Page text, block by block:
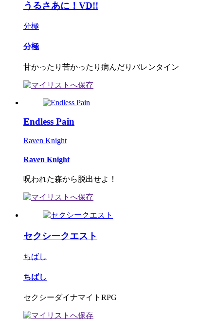
うるさあに！VD!!
分極
分極
甘かったり苦かったり病んだりバレンタイン
Endless Pain
Raven Knight
Raven Knight
呪われた森から脱出せよ！
セクシークエスト
ちばし
ちばし
セクシーダイナマイトRPG